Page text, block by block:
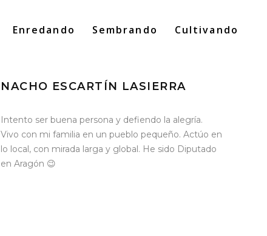
Enredando Sembrando Cultivando
Search
NACHO ESCARTÍN LASIERRA
Intento ser buena persona y defiendo la alegría.
Vivo con mi familia en un pueblo pequeño. Actúo en
lo local, con mirada larga y global. He sido Diputado
en Aragón 😉